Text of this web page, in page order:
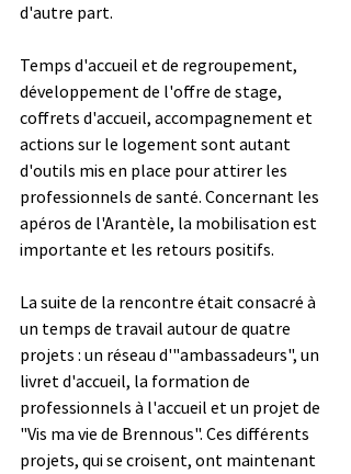
d'autre part.
Temps d'accueil et de regroupement,
développement de l'offre de stage,
coffrets d'accueil, accompagnement et
actions sur le logement sont autant
d'outils mis en place pour attirer les
professionnels de santé. Concernant les
apéros de l'Arantèle, la mobilisation est
importante et les retours positifs.
La suite de la rencontre était consacré à
un temps de travail autour de quatre
projets : un réseau d'"ambassadeurs", un
livret d'accueil, la formation de
professionnels à l'accueil et un projet de
"Vis ma vie de Brennous". Ces différents
projets, qui se croisent, ont maintenant